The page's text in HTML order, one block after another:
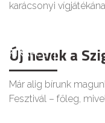
karácsonyi
KIKAPCS
Új nevek a
Már alig bírunk
Fesztivál – főleg,